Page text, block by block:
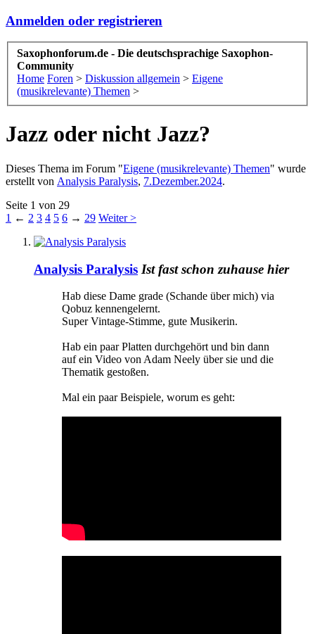
Anmelden oder registrieren
Saxophonforum.de - Die deutschsprachige Saxophon-
Community
Home Foren > Diskussion allgemein > Eigene
(musikrelevante) Themen >
Jazz oder nicht Jazz?
Dieses Thema im Forum "Eigene (musikrelevante) Themen" wurde
erstellt von Analysis Paralysis, 7.Dezember.2024.
Seite 1 von 29
1 ← 2 3 4 5 6 → 29 Weiter >
Analysis Paralysis Ist fast schon zuhause hier
Hab diese Dame grade (Schande über mich) via
Qobuz kennengelernt.
Super Vintage-Stimme, gute Musikerin.
Hab ein paar Platten durchgehört und bin dann
auf ein Video von Adam Neely über sie und die
Thematik gestoßen.
Mal ein paar Beispiele, worum es geht: